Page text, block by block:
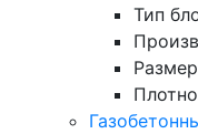
Тип